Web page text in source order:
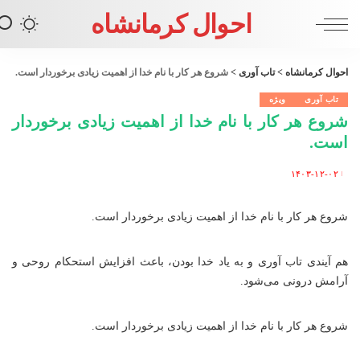
احوال کرمانشاه
احوال کرمانشاه >تاب آوری > شروع هر کار با نام خدا از اهمیت زیادی برخوردار است.
تاب آوری ویژه
شروع هر کار با نام خدا از اهمیت زیادی برخوردار
است.
Posted
۱۴۰۳-۱۲-۰۲
شروع هر کار با نام خدا از اهمیت زیادی برخوردار است.
هم آیندی تاب آوری و به یاد خدا بودن، باعث افزایش استحکام روحی و
آرامش درونی می‌شود.
شروع هر کار با نام خدا از اهمیت زیادی برخوردار است.